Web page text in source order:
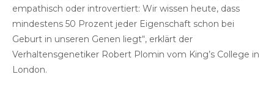
empathisch oder introvertiert: Wir wissen heute, dass
mindestens 50 Prozent jeder Eigenschaft schon bei
Geburt in unseren Genen liegt“, erklärt der
Verhaltensgenetiker Robert Plomin vom King’s College in
London.